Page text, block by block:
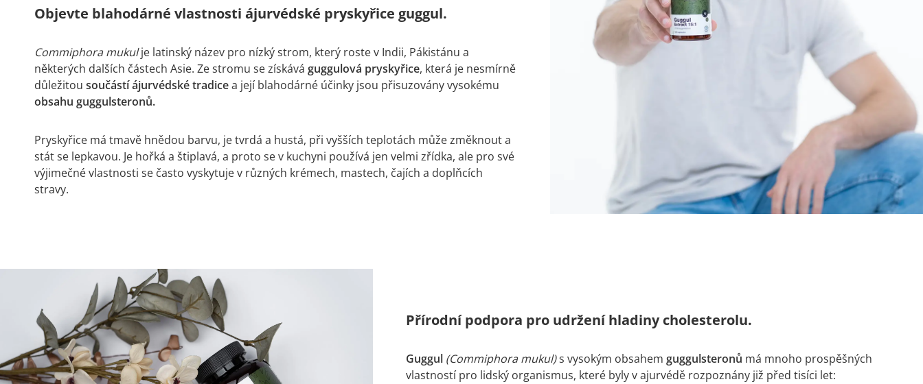
Objevte blahodárné vlastnosti ájurvédské pryskyřice guggul.
Commiphora mukulje latinský název pro nízký strom, který roste v Indii, Pákistánu a
některých dalších částech Asie. Ze stromu se získává guggulová pryskyřice, která je nesmírně
důležitou součástí ájurvédské tradicea její blahodárné účinky jsou přisuzovány vysokému
obsahu guggulsteronů.
Pryskyřice má tmavě hnědou barvu, je tvrdá a hustá, při vyšších teplotách může změknout a
stát se lepkavou. Je hořká a štiplavá, a proto se v kuchyni používá jen velmi zřídka, ale pro své
výjimečné vlastnosti se často vyskytuje v různých krémech, mastech, čajích a doplňcích
stravy.
Přírodní podpora pro udržení hladiny cholesterolu.
Guggul (Commiphora mukul)s vysokým obsahemguggulsteronů má mnoho prospěšných
vlastností pro lidský organismus, které byly v ajurvédě rozpoznány již před tisíci let: